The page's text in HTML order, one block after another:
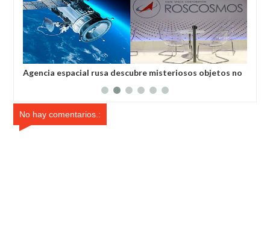
Agencia espacial rusa descubre misteriosos objetos no
No hay comentarios.: